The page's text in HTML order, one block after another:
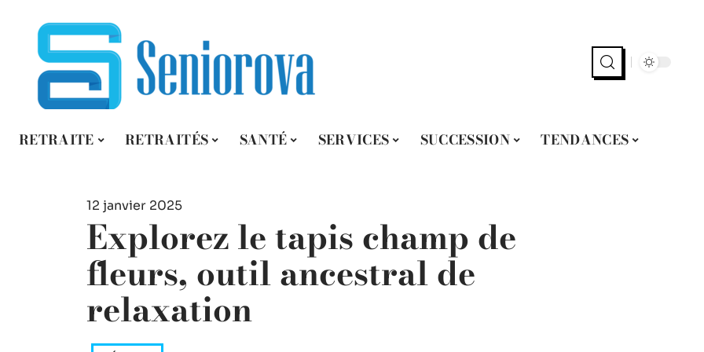
RETRAITE RETRAITÉS SANTÉ SERVICES SUCCESSION TENDANCES
12 janvier 2025
Explorez le tapis champ de
fleurs, outil ancestral de
relaxation